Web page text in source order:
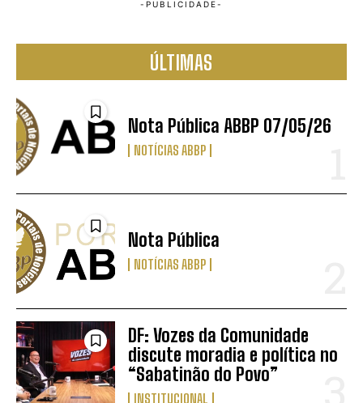
ÚLTIMAS
Nota Pública ABBP 07/05/26
NOTÍCIAS ABBP
Nota Pública
NOTÍCIAS ABBP
DF: Vozes da Comunidade
discute moradia e política no
“Sabatinão do Povo”
INSTITUCIONAL